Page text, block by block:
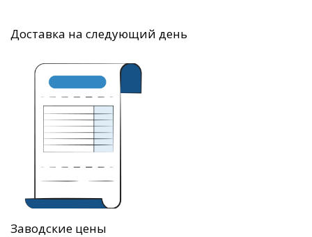
Доставка на следующий день
Заводские цены